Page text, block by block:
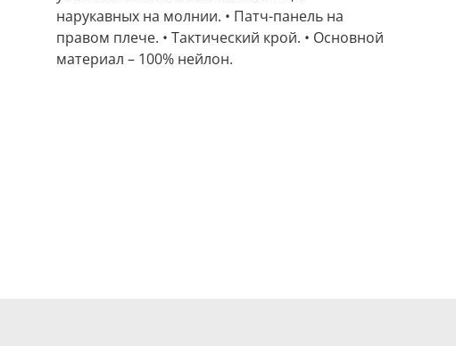
нарукавных на молнии. • Патч-панель на
правом плече. • Тактический крой. • Основной
материал – 100% нейлон.